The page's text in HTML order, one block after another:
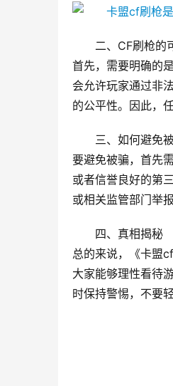
二、CF刷枪的
首先，需要明确的
会允许玩家通过非
的公平性。因此，
三、如何避免被
要避免被骗，首先
或者信誉良好的第
或相关监管部门举
四、真相揭秘
总的来说，《卡盟
大家能够理性看待
时保持警惕，不要